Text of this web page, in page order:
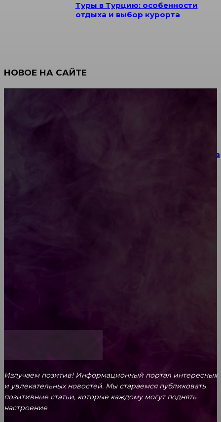
Туры в Турцию: особенности
отдыха и выбор курорта
НОВОЕ НА САЙТЕ
Как выбрать место для проведения корпоратива
Излучаем позитив! Информационный портал интересных
и увлекательных новоcтей. Мы стараемся публиковать
позитивные статьи, которые каждому могут поднять
настроение